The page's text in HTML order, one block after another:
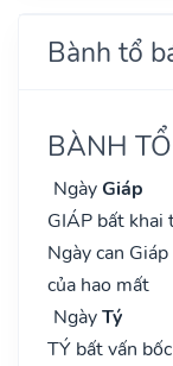
Bành tổ
BÀNH
NgàyGiáp
GIÁP bất khai
Ngày can
của hao mất
NgàyTý
TÝ bất vấn